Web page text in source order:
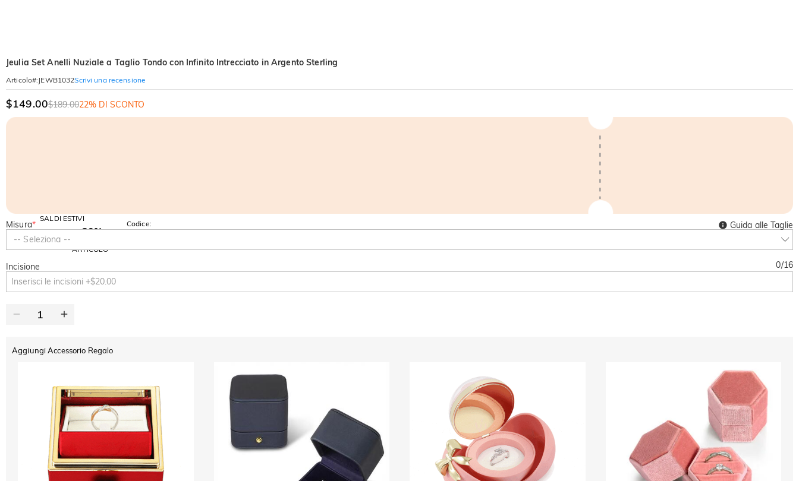
Jeulia Set Anelli Nuziale a Taglio Tondo con Infinito Intrecciato in Argento Sterling
Articolo#: JEWB1032Scrivi una recensione
$149.00$189.0022% DI SCONTO
SALDI ESTIVI
-10%
SU TUTTO
-30%
ARTICOLO
Codice:
SUMMER
Misura*
-- Seleziona --
Guida alle Taglie
Incisione 0/16
Aggiungi Accessorio Regalo